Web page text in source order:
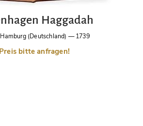
Haggadah
(Deutschland) —1739
Preis bitte anfragen!